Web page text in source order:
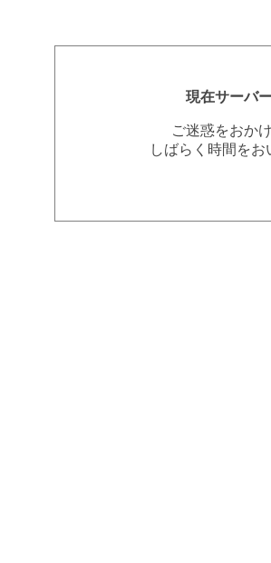
現在サーバ
ご迷惑をおか
しばらく時間を